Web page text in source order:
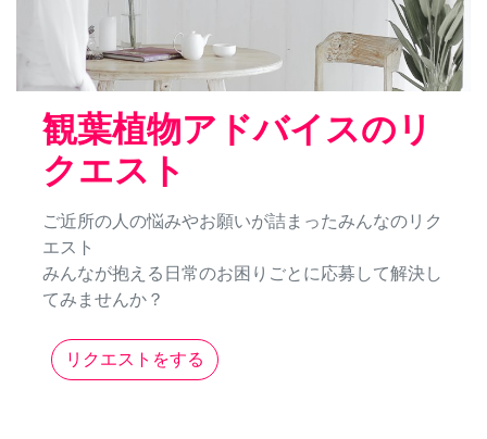
観葉植物アドバイスのリ
クエスト
ご近所の人の悩みやお願いが詰まったみんなのリク
エスト
みんなが抱える日常のお困りごとに応募して解決し
てみませんか？
リクエストをする